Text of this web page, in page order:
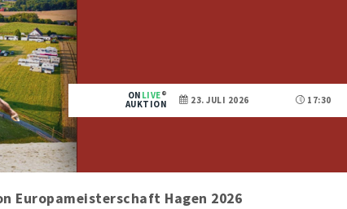
ON LIVE
AUKTION 23. JULI 2026 17:30
Europameisterschaft Hagen 2026